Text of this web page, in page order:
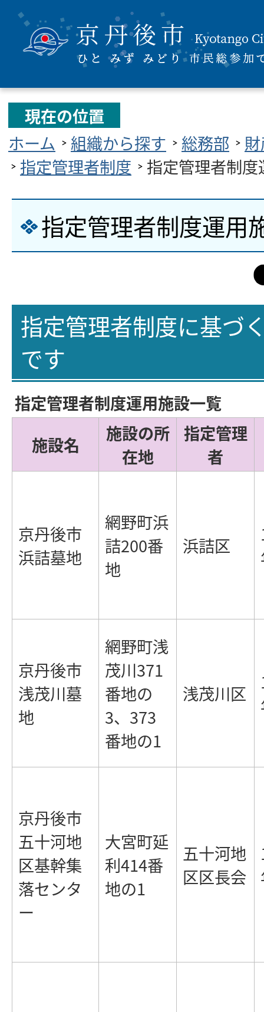
現在の位置
ホーム
組織から探す 総務部
指定管理者制度
指定管理者制
指定管理者制度運用
指定管理者制度に基づ
です
指定管理者制度運用施設一覧
施設名
施設の所
在地
指定管理
者
京丹後市
浜詰墓地
網野町浜
詰200番
地
浜詰区
京丹後市
浅茂川墓
地
網野町浅
茂川371
番地の
3、373
番地の1
浅茂川区
京丹後市
五十河地
区基幹集
落センタ
ー
大宮町延
利414番
地の1
五十河地
区区長会